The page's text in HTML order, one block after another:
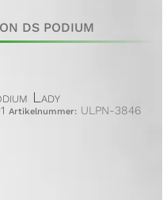
DS PODIUM
Lady
Artikelnummer:ULPN-3846